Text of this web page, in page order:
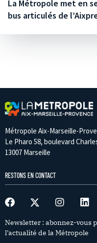
La Métropole met en
bus articulés de
Métropole Aix-Marseille-
Le Pharo 58, boulevard
13007 Marseille
RESTONS EN CONTACT
Newsletter : abonnez-vous
l’actualité de la Métropole